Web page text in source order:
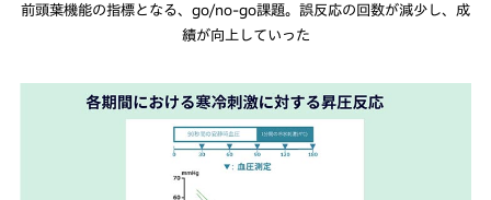
前頭葉機能の指標となる、go/no-go課題。誤反応の回数が減少し、成
績が向上していった